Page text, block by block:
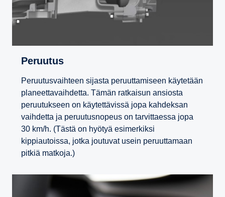
Peruutus
Peruutusvaihteen sijasta peruuttamiseen käytetään
planeettavaihdetta. Tämän ratkaisun ansiosta
peruutukseen on käytettävissä jopa kahdeksan
vaihdetta ja peruutusnopeus on tarvittaessa jopa
30 km/h. (Tästä on hyötyä esimerkiksi
kippiautoissa, jotka joutuvat usein peruuttamaan
pitkiä matkoja.)